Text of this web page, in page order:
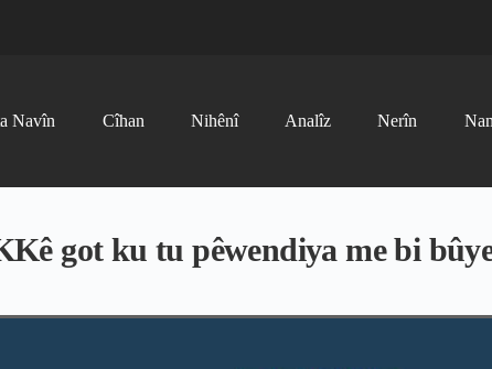
Navîn Cîhan Nihênî Analîz Nerîn
got ku tu pêwendiya me bi